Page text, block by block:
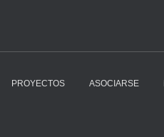
PROYECTOS ASOCIARSE